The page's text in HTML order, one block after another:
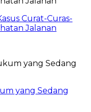
Curat-Curas-
Jalanan
yang Sedang